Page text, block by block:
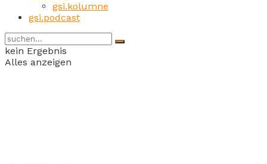
gsi.kolumne
gsi.podcast
kein Ergebnis
Alles anzeigen